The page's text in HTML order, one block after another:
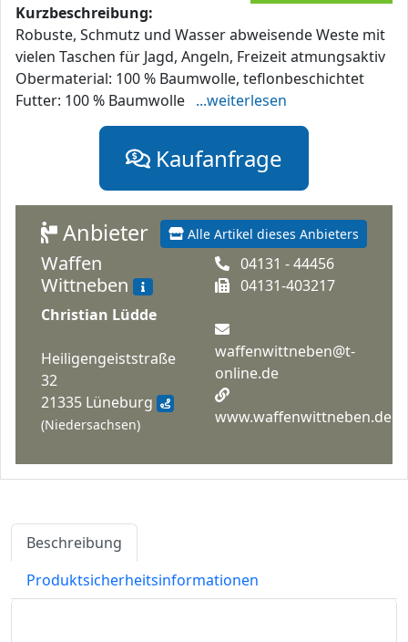
Kurzbeschreibung:
Robuste, Schmutz und Wasser abweisende Weste mit
vielen Taschen für Jagd, Angeln, Freizeit atmungsaktiv
Obermaterial: 100 % Baumwolle, teflonbeschichtet
Futter: 100 % Baumwolle ...weiterlesen
Kaufanfrage
Alle Artikel dieses Anbieters
Anbieter
Waffen
Wittneben
Christian Lüdde
Heiligengeiststraße
32
21335 Lüneburg
(Niedersachsen)
04131 - 44456
04131-403217
waffenwittneben@t-
online.de
www.waffenwittneben.de
Beschreibung
Produktsicherheitsinformationen